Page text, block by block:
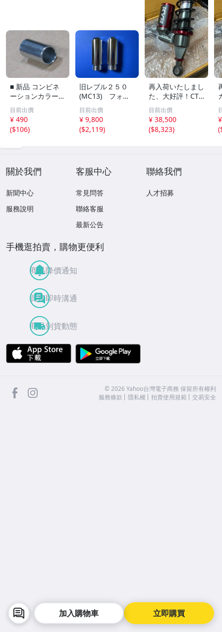
立即購買
加入購物車
■ 新品 コンビネ
ーションカラー ■
Φ8mm 10mm×2
0mm スチール ユ
ニクロ キタコ KI
TACO 0900-093-
目前出價
¥ 490
($106)
旧レブル２５０
(MC13) フォー
ク径Φ３３×１０
０ｍｍ フロント
フォーク延長キッ
ト
目前出價
¥ 9,800
($2,119)
再入荷いたしまし
た、大好評！CT1
25用カヤバリア
ショック、世界の
カヤバ製、モノチ
リンドロ。
目前出價
¥ 38,500
($8,323)
(
關於我們
新聞中心
服務說明
客服中心
常見問答
聯絡客服
最新公告
聯絡我們
人才招募
手機逛拍賣，購物更便利
商品降價通知
買賣即時溝通
商品到貨動態
APP Store
facebook ©2026 Yahoo台灣電子商務 保留所有權利
服務條款
隱私權 拍賣使用規範 交易安全